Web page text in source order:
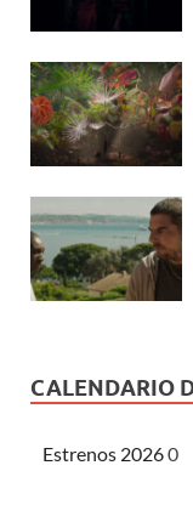
CALENDARIO
Estrenos 20260